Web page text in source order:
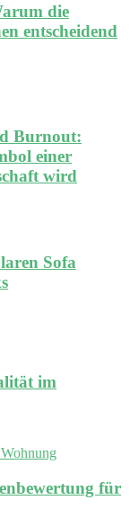
die
entscheidend
Burnout:
einer
wird
Sofa
im
für